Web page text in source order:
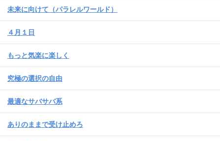
未来に向けて（パラレルワールド）
４月１日
もっと気楽に楽しく
究極の選択の自由
最適なサバサバ系
ありのままで受け止めろ